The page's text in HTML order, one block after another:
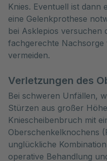
Knies. Eventuell ist dann
eine Gelenkprothese
bei Asklepios versuchen
fachgerechte
vermeiden.
Verletzungen des
Bei schweren Unfällen,
Stürzen aus großer
Kniescheibenbruch mit
Oberschenkelknochens
unglückliche
operative Behandlung